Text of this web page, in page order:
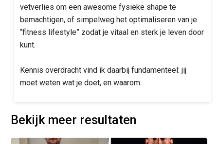
vetverlies om een awesome fysieke shape te
bemachtigen, of simpelweg het optimaliseren van je
“fitness lifestyle” zodat je vitaal en sterk je leven door
kunt.
Kennis overdracht vind ik daarbij fundamenteel: jij
moet weten wat je doet, en waarom.
Bekijk meer resultaten